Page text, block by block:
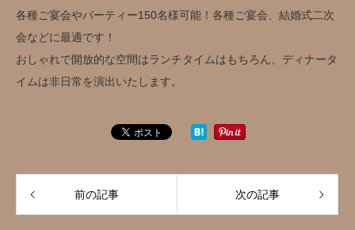
各種ご宴会やパーティー150名様可能！各種ご宴会、結婚式二次
会などに最適です！
おしゃれで開放的な空間はランチタイムはもちろん、ディナータ
イムは非日常を演出いたします。
前の記事 次の記事